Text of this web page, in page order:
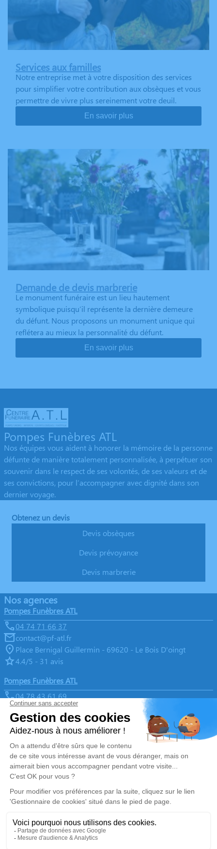
Services aux familles
Notre entreprise met à votre disposition des services
pour simplifier votre contribution aux obsèques et vous
permettre de vivre plus sereinement votre deuil.
En savoir plus
Demande de devis marbrerie
Le monument funéraire est un lieu hautement
symbolique puisqu’il représente la dernière demeure
du défunt. Nous proposons un monument unique qui
reflétera au mieux la personnalité du défunt.
En savoir plus
Pompes Funèbres ATL
Nos équipes vous aident à honorer la mémoire de la personne
défunte de manière totalement personnalisée, à perpétuer son
souvenir dans le respect de ses volontés, de ses valeurs et de
ses convictions, pour l’accompagner avec dignité dans son
dernier voyage.
Obtenez un devis
Devis obsèques
Devis prévoyance
Devis marbrerie
Nos agences
Pompes Funèbres ATL
04 74 71 66 37
contact@pf-atl.fr
Place Bernigal Guillermin - 69620 - Le Bois D'oingt
4.4/5 - 31 avis
Pompes Funèbres ATL
04 78 43 61 69
contact@pf-atl.fr
1, Rue Pasteur - 69380 - Chazay d'Azergues
4.8/5 - 150 avis
Nos Services
Organiser des obsèques
Monuments funéraires
Services aux familles
Liens utiles
Avis de décès
Demande de rendez-vous en
Nos réseaux sociaux
Politique de traitement des données personnelles
Politique d’utilisation des cookies